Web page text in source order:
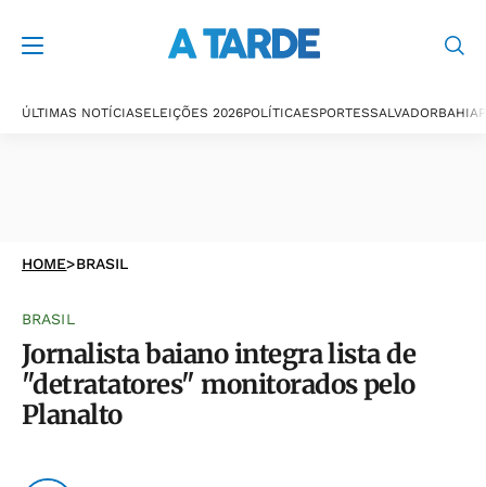
ÚLTIMAS NOTÍCIASELEIÇÕES 2026POLÍTICAESPORTESSALVADORBAHIA
HOME>BRASIL
BRASIL
Jornalista baiano integra lista de
"detratatores" monitorados pelo
Planalto